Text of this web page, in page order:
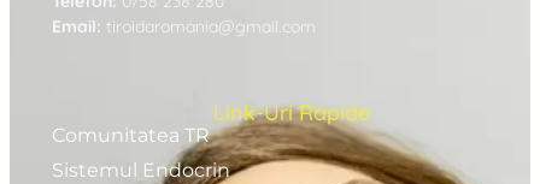
Email: tiroidaromania@gmail.com
Link-Uri Rapide
Comunitatea TR
Sistemul Endocrin